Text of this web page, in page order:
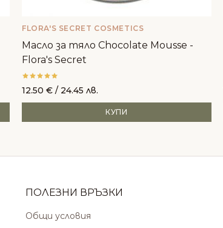
FLORA'S SECRET COSMETICS
Масло за тяло Chocolate Mousse -
Flora's Secret
12.50 € / 24.45 лв.
КУПИ
ПОЛЕЗНИ ВРЪЗКИ
Общи условия